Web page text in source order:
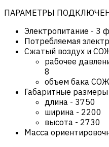
ПАРАМЕТРЫ
Электропитание - 3
Потребляемая
Сжатый воздух и
рабочее
8
объем бака
Габаритные
длина - 3750
ширина - 2200
высота - 2730
Масса